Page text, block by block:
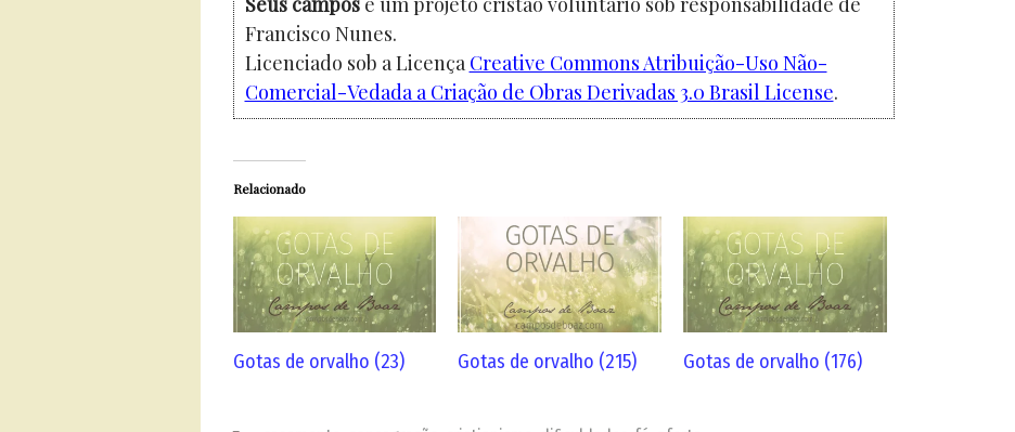
Francisco Nunes.
Licenciado sob a Licença Creative Commons Atribuição-Uso Não-
Comercial-Vedada a Criação de Obras Derivadas 3.0 Brasil License.
Relacionado
Gotas de orvalho (23) Gotas de orvalho (215) Gotas de orvalho (176)